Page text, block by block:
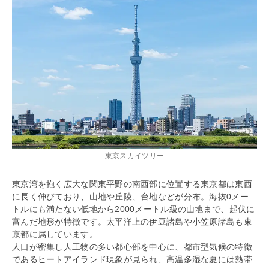
東京湾を抱く広大な関東平野の南西部に位置する東京都は東西
に長く伸びており、山地や丘陵、台地などが分布。海抜0メー
トルにも満たない低地から2000メートル級の山地まで、起伏に
富んだ地形が特徴です。太平洋上の伊豆諸島や小笠原諸島も東
京都に属しています。
人口が密集し人工物の多い都心部を中心に、都市型気候の特徴
であるヒートアイランド現象が見られ、高温多湿な夏には熱帯
東京スカイツリー